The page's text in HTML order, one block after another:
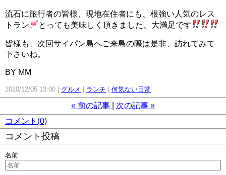
流石に旅行者の皆様、現地在住者にも、根強い人気のレス
トラン
とっても美味しく頂きました、大満足です
皆様も、次回サイパン島へご来島の際は是非、訪れてみて
下さいね。
BY MM
2020/12/05 13:00 グルメ ランチ 何気ない日常
« 前の記事 次の記事 »
コメント(0)
コメント投稿
名前